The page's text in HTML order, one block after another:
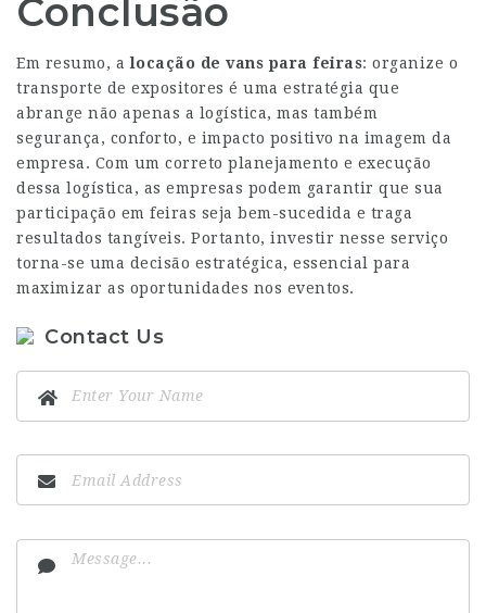
Conclusão
Em resumo, alocação de vans para feiras: organize o
transporte de expositores é uma estratégia que
abrange não apenas a logística, mas também
segurança, conforto, e impacto positivo na imagem da
empresa. Com um correto planejamento e execução
dessa logística, as empresas podem garantir que sua
participação em feiras seja bem-sucedida e traga
resultados tangíveis. Portanto, investir nesse serviço
torna-se uma decisão estratégica, essencial para
maximizar as oportunidades nos eventos.
Contact Us